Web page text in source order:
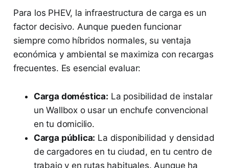
Para los PHEV, la infraestructura de carga es un
factor decisivo. Aunque pueden funcionar
siempre como híbridos normales, su ventaja
económica y ambiental se maximiza con recargas
frecuentes. Es esencial evaluar:
Carga doméstica: La posibilidad de instalar
un Wallbox o usar un enchufe convencional
en tu domicilio.
Carga pública: La disponibilidad y densidad
de cargadores en tu ciudad, en tu centro de
trabajo y en rutas habituales. Aunque ha